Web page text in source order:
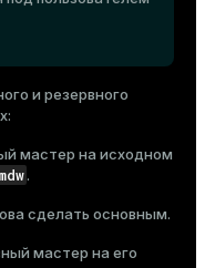
и резервного
мастер на исходном
mdw.
сделать основным.
мастер на его